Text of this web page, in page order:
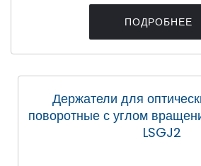
ПОДРОБНЕЕ
Держатели для
поворотные с углом
LSGJ2